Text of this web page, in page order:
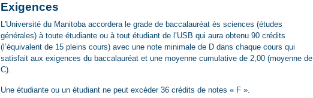
Exigences
L'Université du Manitoba accordera le grade de baccalauréat ès sciences (études
générales) à toute étudiante ou à tout étudiant de l’USB qui aura obtenu 90 crédits
(l’équivalent de 15 pleins cours) avec une note minimale de D dans chaque cours qui
satisfait aux exigences du baccalauréat et une moyenne cumulative de 2,00 (moyenne de
C).
Une étudiante ou un étudiant ne peut excéder 36 crédits de notes « F ».